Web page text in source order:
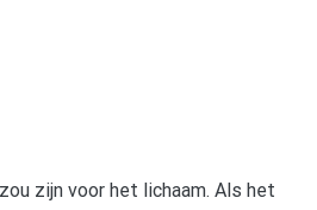
zijn voor het lichaam. Als het